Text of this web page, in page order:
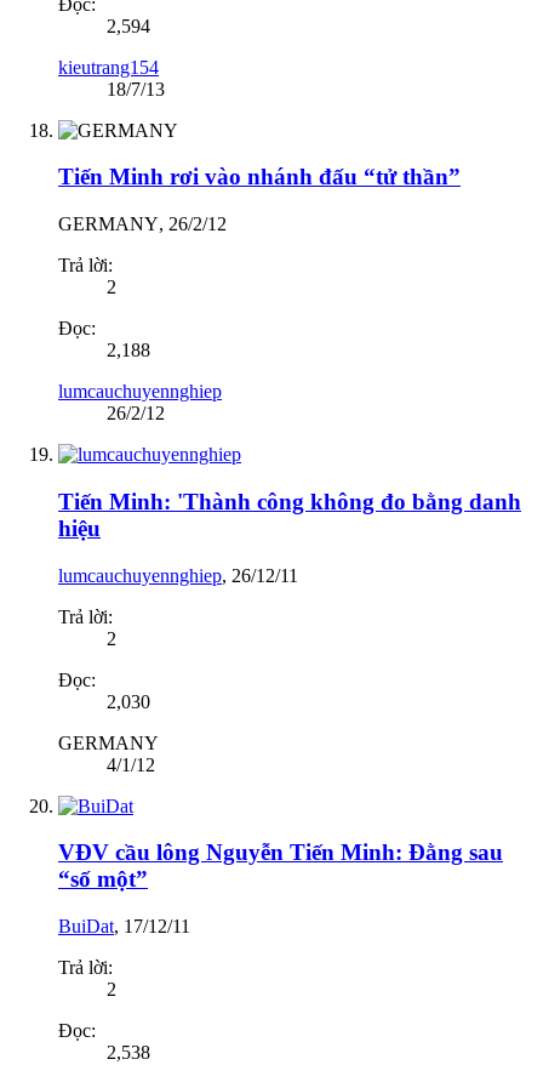
2,594
kieutrang154
18/7/13
Tiến Minh rơi vào nhánh đấu “tử thần”
GERMANY, 26/2/12
Trả lời:
2
Đọc:
2,188
lumcauchuyennghiep
26/2/12
Tiến Minh: 'Thành công không đo bằng danh
hiệu
lumcauchuyennghiep, 26/12/11
Trả lời:
2
Đọc:
2,030
GERMANY
4/1/12
VĐV cầu lông Nguyễn Tiến Minh: Đằng sau
“số một”
BuiDat, 17/12/11
Trả lời:
2
Đọc:
2,538